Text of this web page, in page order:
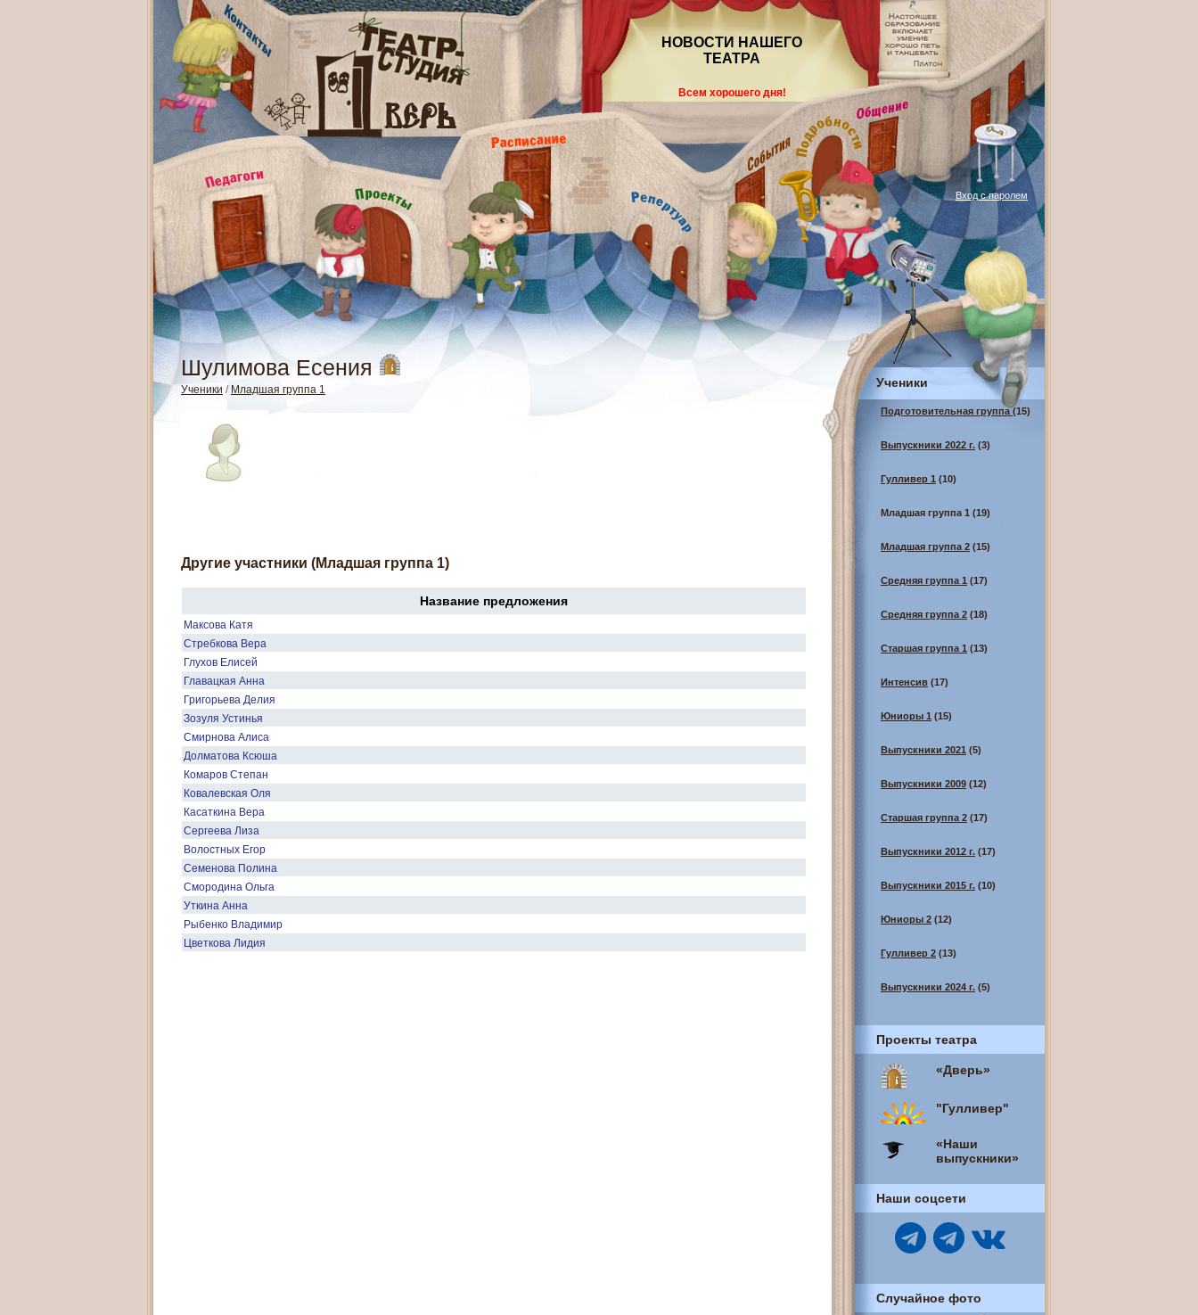
НОВОСТИ НАШЕГО
ТЕАТРА
Всем хорошего дня!
Вход с паролем
Шулимова Есения
Ученики / Младшая группа 1
Другие участники (Младшая группа 1)
Название предложения
Максова Катя
Стребкова Вера
Глухов Елисей
Главацкая Анна
Григорьева Делия
Зозуля Устинья
Смирнова Алиса
Долматова Ксюша
Комаров Степан
Ковалевская Оля
Касаткина Вера
Сергеева Лиза
Волостных Егор
Семенова Полина
Смородина Ольга
Уткина Анна
Рыбенко Владимир
Цветкова Лидия
Ученики
Подготовительная группа(15)
Выпускники 2022 г. (3)
Гулливер 1 (10)
Младшая группа 1 (19)
Младшая группа 2 (15)
Средняя группа 1 (17)
Средняя группа 2 (18)
Старшая группа 1 (13)
Интенсив (17)
Юниоры 1 (15)
Выпускники 2021 (5)
Выпускники 2009 (12)
Старшая группа 2 (17)
Выпускники 2012 г. (17)
Выпускники 2015 г. (10)
Юниоры 2 (12)
Гулливер 2 (13)
Выпускники 2024 г. (5)
Проекты театра
«Дверь»
"Гулливер"
«Наши
выпускники»
Наши соцсети
Случайное фото